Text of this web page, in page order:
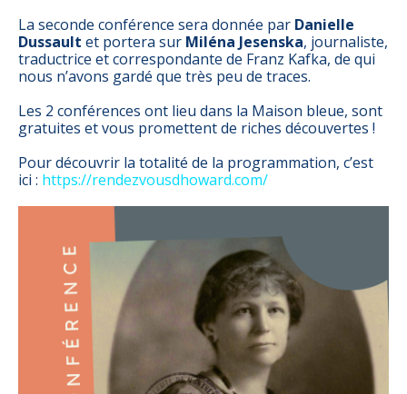
La seconde conférence sera donnée par Danielle
Dussault et portera sur Miléna Jesenska, journaliste,
traductrice et correspondante de Franz Kafka, de qui
nous n’avons gardé que très peu de traces.
Les 2 conférences ont lieu dans la Maison bleue, sont
gratuites et vous promettent de riches découvertes !
Pour découvrir la totalité de la programmation, c’est
ici : https://rendezvousdhoward.com/